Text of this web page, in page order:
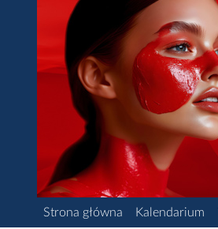
Strona główna Kalendarium